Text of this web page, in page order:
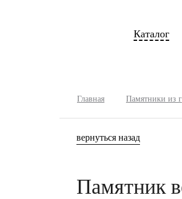
Каталог
Главная Памятники из
вернуться назад
Памятник